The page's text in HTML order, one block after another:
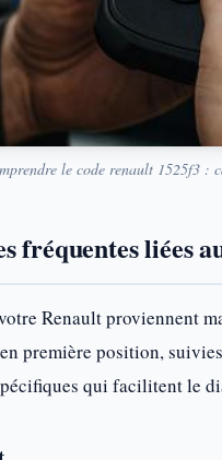
le code renault 1525f3 :
fréquentes liées
Renault proviennent
première position,
qui facilitent le